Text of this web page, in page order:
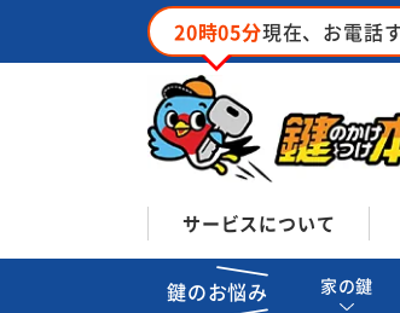
20時05分現在、お電話
サービスについて
鍵のお悩み 家の鍵